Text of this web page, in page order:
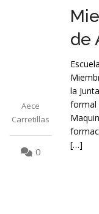
Aece
Carretillas
0
de
la
formal
[…]